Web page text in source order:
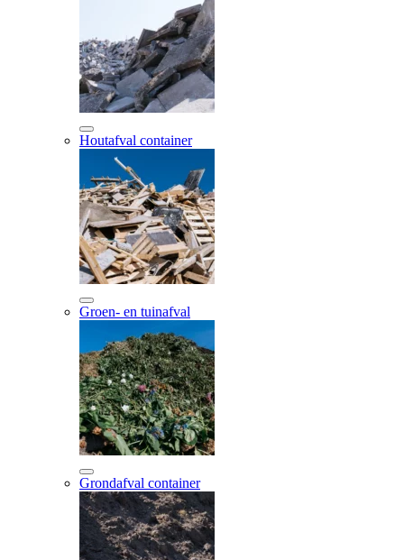
Houtafval container
Groen- en tuinafval
Grondafval container